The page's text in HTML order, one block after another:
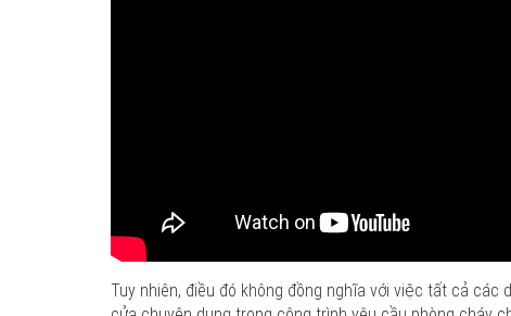
Tuy nhiên, điều đó không đồng nghĩa với việc tất cả